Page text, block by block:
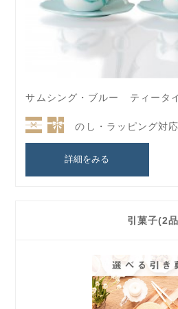
サムシング・ブルー ティータ
のし・ラッピング対
詳細をみる
引菓子(2